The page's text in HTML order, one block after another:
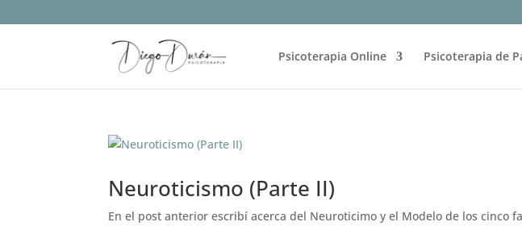
Psicoterapia Online Psicoterapia de
Neuroticismo (Parte II)
En el post anterior escribí acerca del Neuroticimo y el Modelo de los cinco